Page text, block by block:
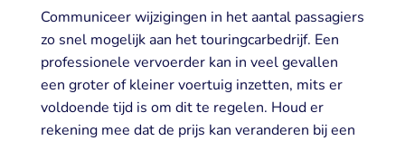
Communiceer wijzigingen in het aantal passagiers
zo snel mogelijk aan het touringcarbedrijf. Een
professionele vervoerder kan in veel gevallen
een groter of kleiner voertuig inzetten, mits er
voldoende tijd is om dit te regelen. Houd er
rekening mee dat de prijs kan veranderen bij een